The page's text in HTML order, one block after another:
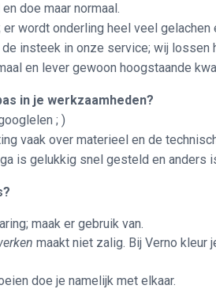
doe maar normaal.
wordt onderling heel veel
insteek in onze service; wij
en lever gewoon hoogstaande
in je werkzaamheden?
; )
vaak over materieel en de
is gelukkig snel gesteld en anders
maak er gebruik van.
maakt niet zalig. Bij Verno kleur
doe je namelijk met elkaar.